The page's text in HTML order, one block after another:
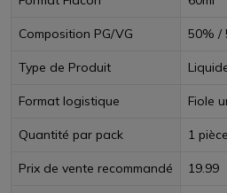
Composition PG/VG 50% /
Type de Produit
Format logistique Fiole
Quantité par pack 1 pièce
Prix de vente recommandé 19.99